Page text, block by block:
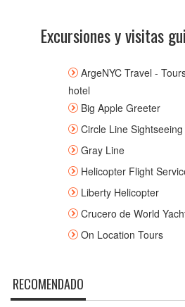
Excursiones y visitas
ArgeNYC Travel -
hotel
Big Apple Greeter
Circle Line
Gray Line
Helicopter Flight
Liberty Helicopter
Crucero de World
On Location Tours
RECOMENDADO